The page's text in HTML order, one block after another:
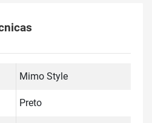
Mimo Style
Preto